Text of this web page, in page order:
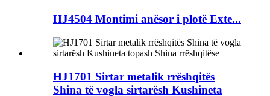
HJ4504 Montimi anësor i plotë Exte...
HJ1701 Sirtar metalik rrëshqitës
Shina të vogla sirtarësh Kushineta